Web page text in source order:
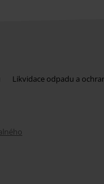
Likvidace odpadu a